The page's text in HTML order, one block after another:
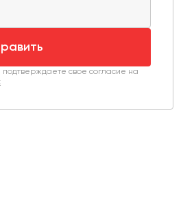
свое согласие на